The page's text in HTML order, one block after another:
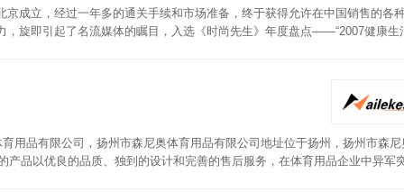
成立，经过一年多的通关手续和市场准备，终于获得允许在中国销售的各
，旋即引起了名流媒体的瞩目，入选《时尚先生》年度盘点——“2007健康生
用品有限公司，扬州市森尼奥体育用品有限公司地址位于扬州，扬州市森
品以优良的品质、独到的设计和完善的售后服务，在体育用品企业中异军